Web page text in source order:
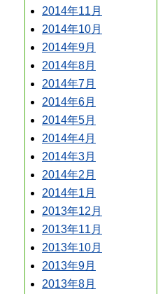
2014年11月
2014年10月
2014年9月
2014年8月
2014年7月
2014年6月
2014年5月
2014年4月
2014年3月
2014年2月
2014年1月
2013年12月
2013年11月
2013年10月
2013年9月
2013年8月